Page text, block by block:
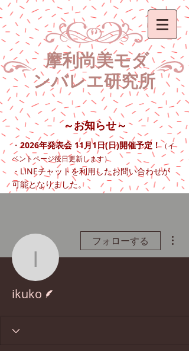
​ 摩利尚美モダ
ンバレエ研究所
～お知らせ～
・2026年発表会 11月1日(日)開催予定！（イ
ベントページ後日更新します）
・ LINEチャットを利用したお問い合わせが
可能となりました。​​
ikuko
フォローする
ikuko